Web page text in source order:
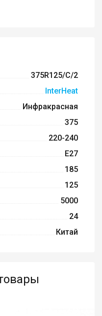
375R125/C/2
InterHeat
Инфракрасная
375
220-240
E27
185
125
5000
24
Китай